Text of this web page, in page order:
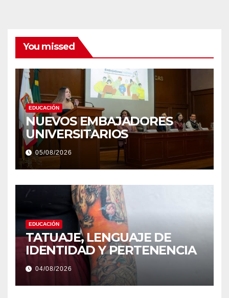
You missed
EDUCACIÓN
NUEVOS EMBAJADORES
UNIVERSITARIOS
05/08/2026
EDUCACIÓN
TATUAJE, LENGUAJE DE
IDENTIDAD Y PERTENENCIA
04/08/2026